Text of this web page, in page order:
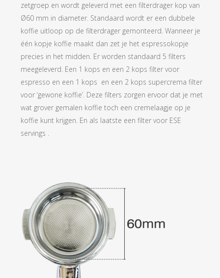
zetgroep en wordt geleverd met een filterdrager kop van
Ø60 mm in diameter. Standaard wordt er een dubbele
koffie uitloop op de filterdrager gemonteerd. Wanneer je
één kopje koffie maakt dan zet je het espressokopje
precies in het midden. Er worden standaard 5 filters
meegeleverd. Een 1 kops en een 2 kops filter voor
espresso en een 1 kops en een 2 kops supercrema filter
voor ‘gewone koffie’. Deze filters zorgen ervoor dat je met
wat grover gemalen koffie toch een cremelaagje op je
koffie kunt krijgen. En als laatste een filter voor ESE
servings .